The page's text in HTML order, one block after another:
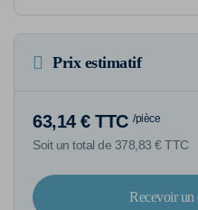
Prix estimatif
63,14 € TTC /pièce
Soit un total de 378,83 € TTC
Recevoir un